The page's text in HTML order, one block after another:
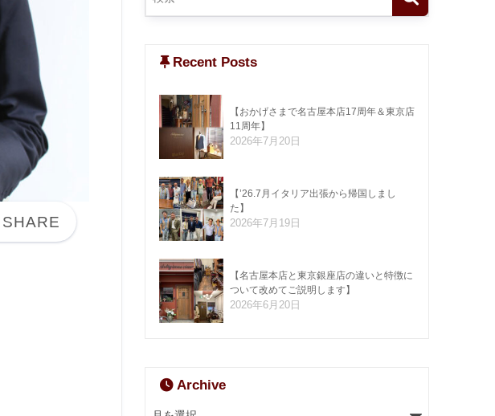
Recent Posts
【おかげさまで名古屋本店17周年＆東京店
11周年】
2026年7月20日
【’26.7月イタリア出張から帰国しまし
た】
2026年7月19日
【名古屋本店と東京銀座店の違いと特徴に
ついて改めてご説明します】
2026年6月20日
Archive